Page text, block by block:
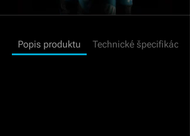
Popis produktu Technické špecifikácie